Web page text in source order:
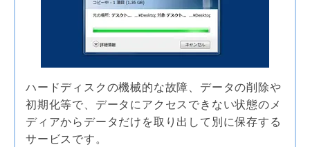
ハードディスクの機械的な故障、データの削除や
初期化等で、データにアクセスできない状態のメ
ディアからデータだけを取り出して別に保存する
サービスです。